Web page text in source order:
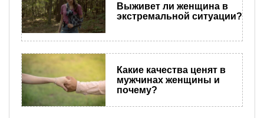
Выживет ли женщина в
экстремальной ситуации?
Какие качества ценят в
мужчинах женщины и
почему?